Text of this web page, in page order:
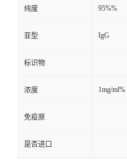
纯度 95%%
亚型 IgG
标识物
浓度 1mg/ml%
免疫原
是否进口